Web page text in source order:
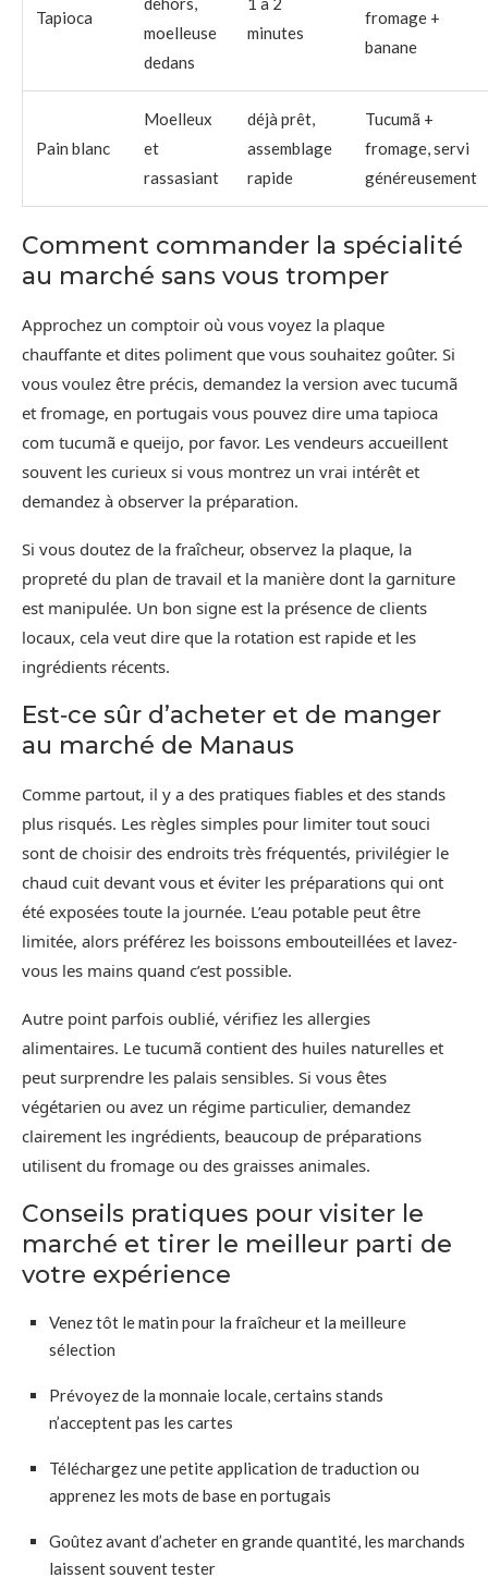
Tapioca
moelleuse
dedans
minutes
fromage +
banane
Pain blanc
Moelleux
et
rassasiant
déjà prêt,
assemblage
rapide
Tucumã +
fromage, servi
généreusement
Comment commander la spécialité
au marché sans vous tromper
Approchez un comptoir où vous voyez la plaque
chauffante et dites poliment que vous souhaitez goûter. Si
vous voulez être précis, demandez la version avec tucumã
et fromage, en portugais vous pouvez dire uma tapioca
com tucumã e queijo, por favor. Les vendeurs accueillent
souvent les curieux si vous montrez un vrai intérêt et
demandez à observer la préparation.
Si vous doutez de la fraîcheur, observez la plaque, la
propreté du plan de travail et la manière dont la garniture
est manipulée. Un bon signe est la présence de clients
locaux, cela veut dire que la rotation est rapide et les
ingrédients récents.
Est‑ce sûr d’acheter et de manger
au marché de Manaus
Comme partout, il y a des pratiques fiables et des stands
plus risqués. Les règles simples pour limiter tout souci
sont de choisir des endroits très fréquentés, privilégier le
chaud cuit devant vous et éviter les préparations qui ont
été exposées toute la journée. L’eau potable peut être
limitée, alors préférez les boissons embouteillées et lavez-
vous les mains quand c’est possible.
Autre point parfois oublié, vérifiez les allergies
alimentaires. Le tucumã contient des huiles naturelles et
peut surprendre les palais sensibles. Si vous êtes
végétarien ou avez un régime particulier, demandez
clairement les ingrédients, beaucoup de préparations
utilisent du fromage ou des graisses animales.
Conseils pratiques pour visiter le
marché et tirer le meilleur parti de
votre expérience
Venez tôt le matin pour la fraîcheur et la meilleure
sélection
Prévoyez de la monnaie locale, certains stands
n’acceptent pas les cartes
Téléchargez une petite application de traduction ou
apprenez les mots de base en portugais
Goûtez avant d’acheter en grande quantité, les marchands
laissent souvent tester